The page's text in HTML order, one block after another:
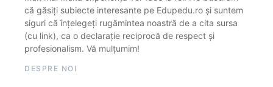
că găsiți subiecte interesante pe Edupedu.ro și suntem
siguri că înțelegeți rugămintea noastră de a cita sursa
(cu link), ca o declarație reciprocă de respect și
profesionalism. Vă mulțumim!
DESPRE NOI